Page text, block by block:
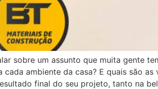
sobre um assunto que muita gente
cada ambiente da casa? E quais são
final do seu projeto, tanto na